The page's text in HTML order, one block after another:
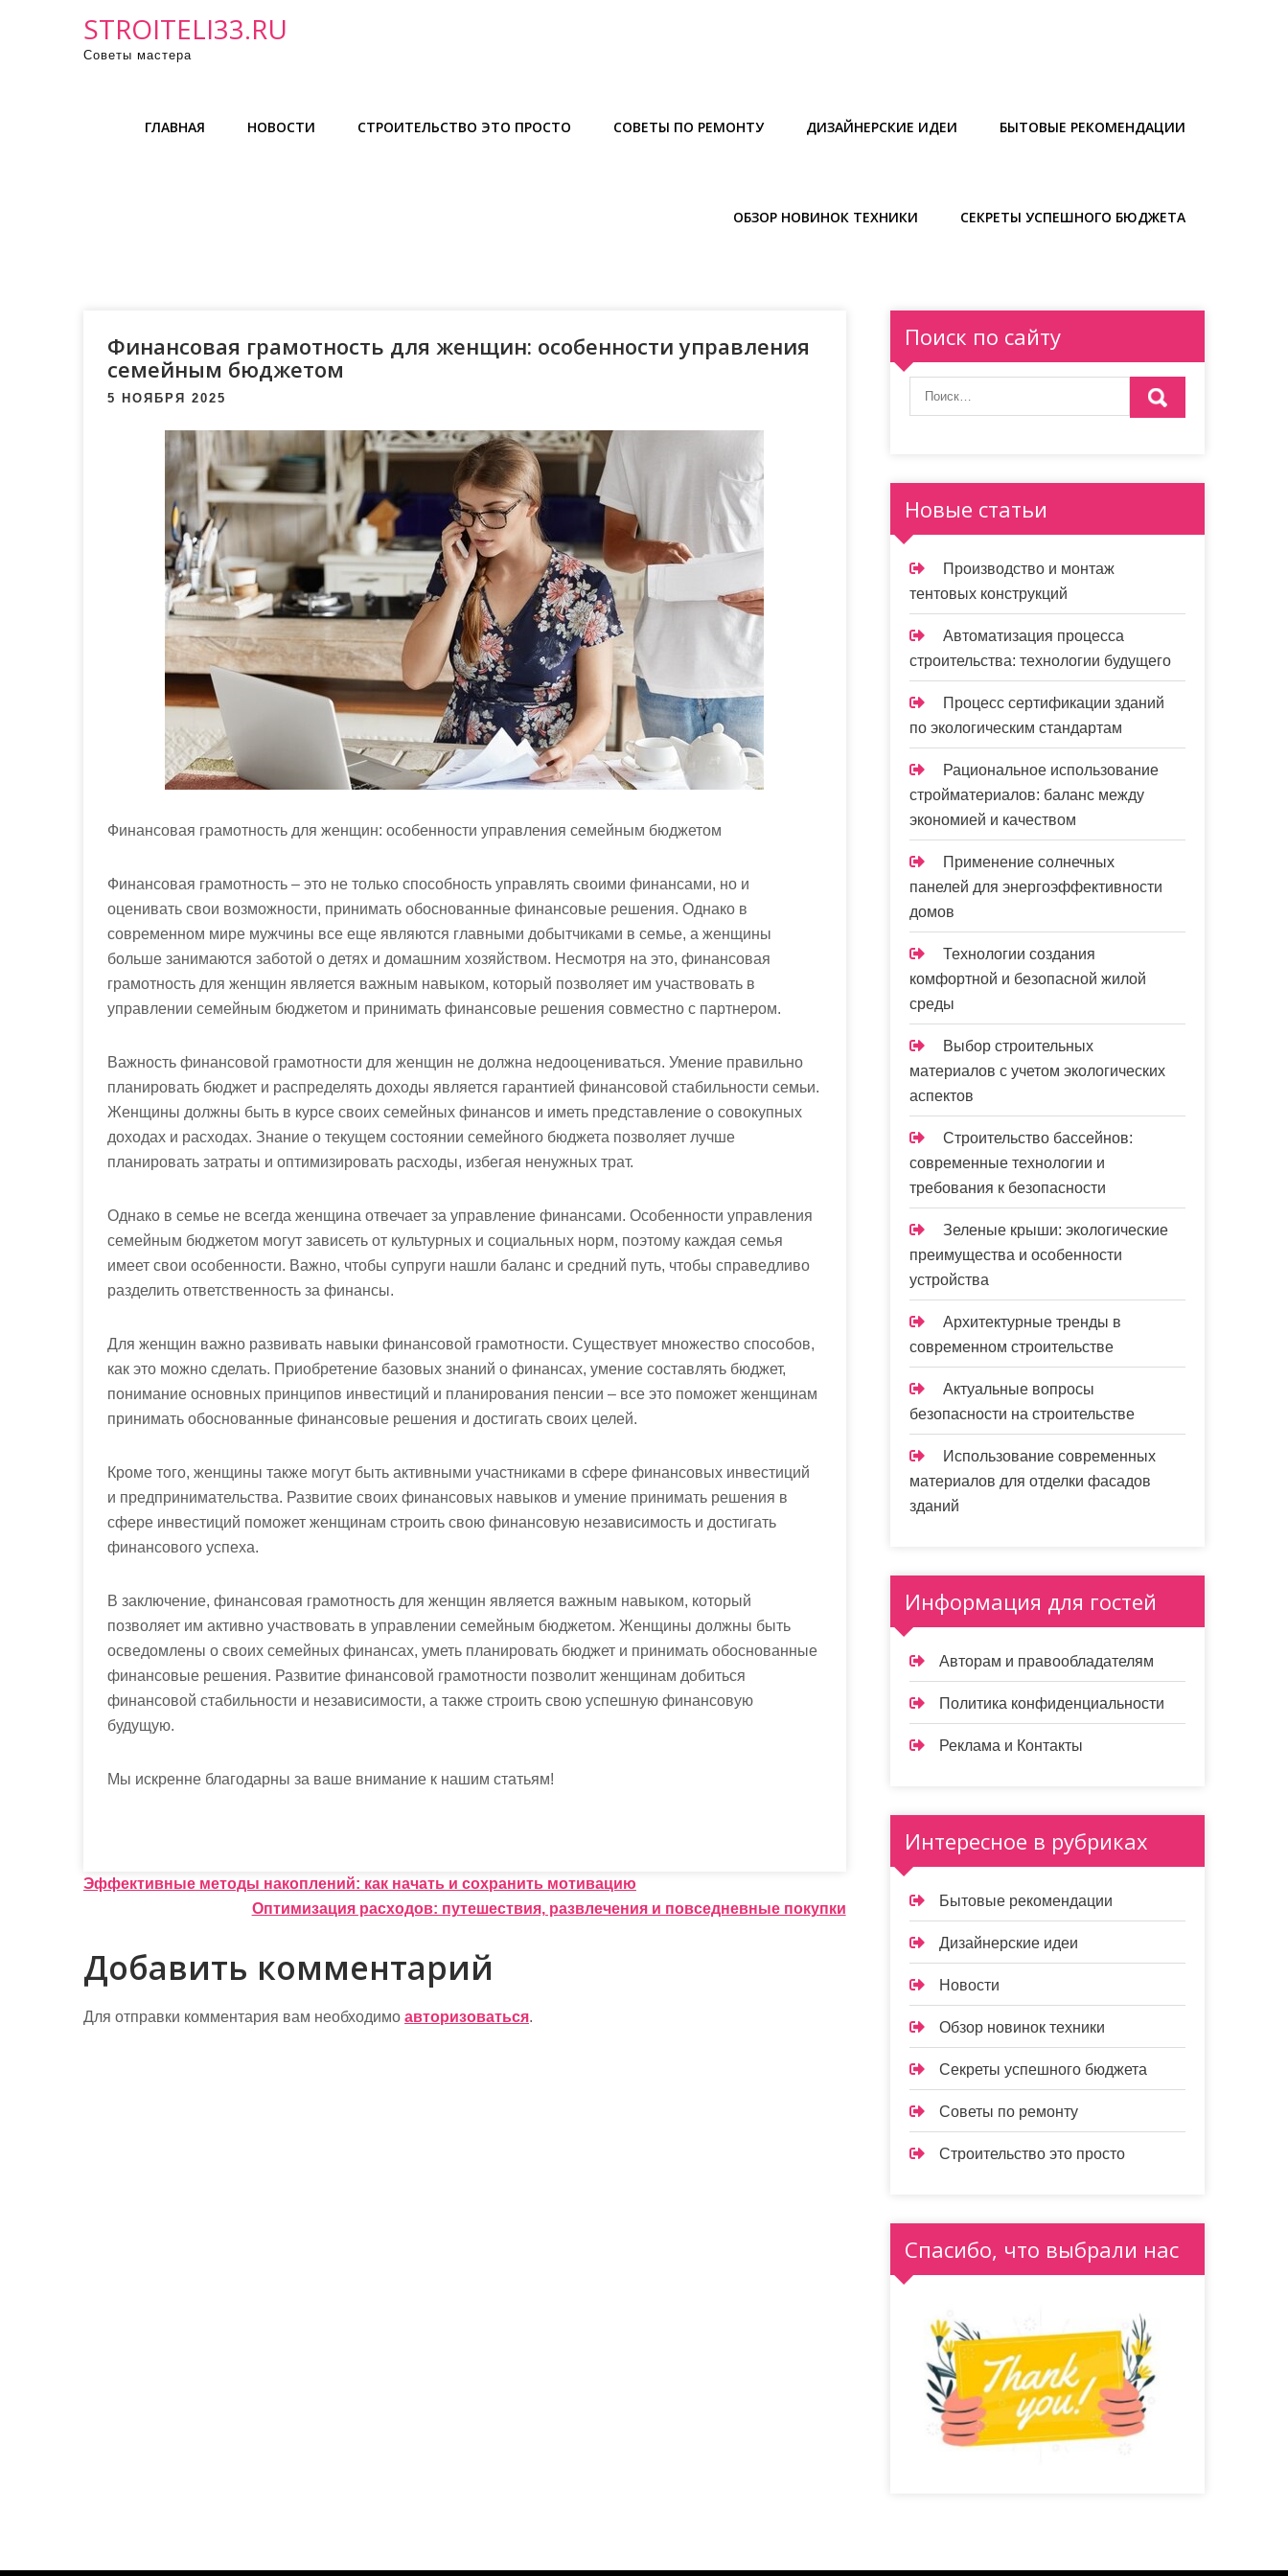
STROITELI33.RU
Советы мастера
ГЛАВНАЯ НОВОСТИ СТРОИТЕЛЬСТВО ЭТО ПРОСТО СОВЕТЫ ПО РЕМОНТУ ДИЗАЙНЕРСКИЕ ИДЕИ БЫТОВЫЕ РЕКОМЕНДАЦИИ
ОБЗОР НОВИНОК ТЕХНИКИ СЕКРЕТЫ УСПЕШНОГО БЮДЖЕТА
Финансовая грамотность для женщин: особенности управления
семейным бюджетом
5 НОЯБРЯ 2025
Финансовая грамотность для женщин: особенности управления семейным бюджетом
Финансовая грамотность – это не только способность управлять своими финансами, но и
оценивать свои возможности, принимать обоснованные финансовые решения. Однако в
современном мире мужчины все еще являются главными добытчиками в семье, а женщины
больше занимаются заботой о детях и домашним хозяйством. Несмотря на это, финансовая
грамотность для женщин является важным навыком, который позволяет им участвовать в
управлении семейным бюджетом и принимать финансовые решения совместно с партнером.
Важность финансовой грамотности для женщин не должна недооцениваться. Умение правильно
планировать бюджет и распределять доходы является гарантией финансовой стабильности семьи.
Женщины должны быть в курсе своих семейных финансов и иметь представление о совокупных
доходах и расходах. Знание о текущем состоянии семейного бюджета позволяет лучше
планировать затраты и оптимизировать расходы, избегая ненужных трат.
Однако в семье не всегда женщина отвечает за управление финансами. Особенности управления
семейным бюджетом могут зависеть от культурных и социальных норм, поэтому каждая семья
имеет свои особенности. Важно, чтобы супруги нашли баланс и средний путь, чтобы справедливо
разделить ответственность за финансы.
Для женщин важно развивать навыки финансовой грамотности. Существует множество способов,
как это можно сделать. Приобретение базовых знаний о финансах, умение составлять бюджет,
понимание основных принципов инвестиций и планирования пенсии – все это поможет женщинам
принимать обоснованные финансовые решения и достигать своих целей.
Кроме того, женщины также могут быть активными участниками в сфере финансовых инвестиций
и предпринимательства. Развитие своих финансовых навыков и умение принимать решения в
сфере инвестиций поможет женщинам строить свою финансовую независимость и достигать
финансового успеха.
В заключение, финансовая грамотность для женщин является важным навыком, который
позволяет им активно участвовать в управлении семейным бюджетом. Женщины должны быть
осведомлены о своих семейных финансах, уметь планировать бюджет и принимать обоснованные
финансовые решения. Развитие финансовой грамотности позволит женщинам добиться
финансовой стабильности и независимости, а также строить свою успешную финансовую
будущую.
Мы искренне благодарны за ваше внимание к нашим статьям!
Н
в
и
г
Эффективные методы накоплений: как начать и сохранить мотивацию
Оптимизация расходов: путешествия, развлечения и повседневные покупки
Добавить комментарий
Для отправки комментария вам необходимо авторизоваться.
Поиск по сайту
Новые статьи
Производство и монтаж
тентовых конструкций
Автоматизация процесса
строительства: технологии будущего
Процесс сертификации зданий
по экологическим стандартам
Рациональное использование
стройматериалов: баланс между
экономией и качеством
Применение солнечных
панелей для энергоэффективности
домов
Технологии создания
комфортной и безопасной жилой
среды
Выбор строительных
материалов с учетом экологических
аспектов
Строительство бассейнов:
современные технологии и
требования к безопасности
Зеленые крыши: экологические
преимущества и особенности
устройства
Архитектурные тренды в
современном строительстве
Актуальные вопросы
безопасности на строительстве
Использование современных
материалов для отделки фасадов
зданий
Информация для гостей
Авторам и правообладателям
Политика конфиденциальности
Реклама и Контакты
Интересное в рубриках
Бытовые рекомендации
Дизайнерские идеи
Новости
Обзор новинок техники
Секреты успешного бюджета
Советы по ремонту
Строительство это просто
Спасибо, что выбрали нас